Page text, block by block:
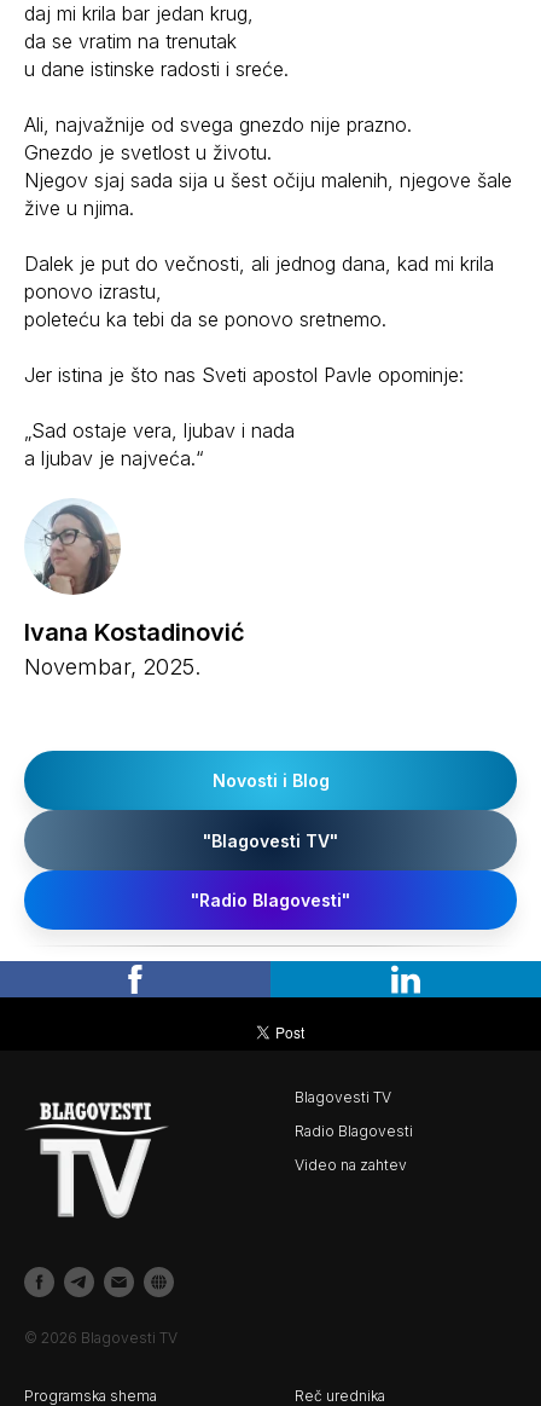
daj mi krila bar jedan krug,
da se vratim na trenutak
u dane istinske radosti i sreće.
Ali, najvažnije od svega gnezdo nije prazno.
Gnezdo je svetlost u životu.
Njegov sjaj sada sija u šest očiju malenih, njegove šale
žive u njima.
Dalek je put do večnosti, ali jednog dana, kad mi krila
ponovo izrastu,
poleteću ka tebi da se ponovo sretnemo.
Jer istina je što nas Sveti apostol Pavle opominje:
„Sad ostaje vera, ljubav i nada
a ljubav je najveća.“
Ivana Kostadinović
Novembar, 2025.
Novosti i Blog
"Blagovesti TV"
"Radio Blagovesti"
© 2026 Blagovesti TV
Blagovesti TV
Radio Blagovesti
Video na zahtev
Programska shema Reč urednika